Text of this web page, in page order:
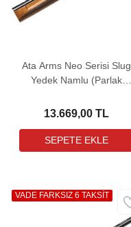
Ata Arms Neo Serisi Slug
Yedek Namlu (Parlak
13.669,00 TL
VADE FARKSIZ 6 TAKSİT